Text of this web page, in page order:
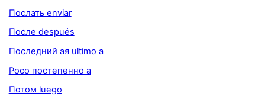
Послать enviar
После después
Последний ая ultimo a
Poco постепенно a
Потом luego